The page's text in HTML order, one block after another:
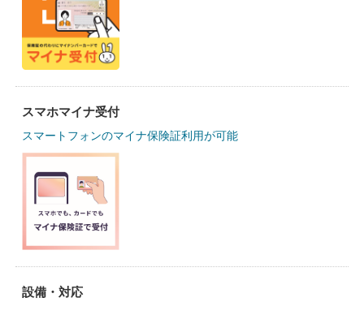
スマホマイナ受付
スマートフォンのマイナ保険証利用が可能
設備・対応